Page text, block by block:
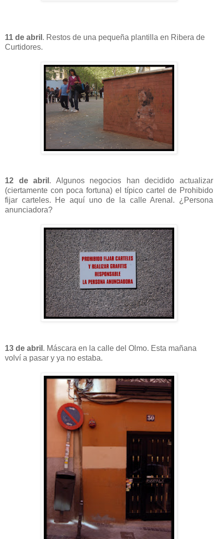
11 de abril . Restos de una pequeña plantilla en Ribera de
Curtidores.
12 de abril . Algunos negocios han decidido actualizar
(ciertamente con poca fortuna) el típico cartel de Prohibido
fijar carteles. He aquí uno de la calle Arenal. ¿Persona
anunciadora?
13 de abril . Máscara en la calle del Olmo. Esta mañana
volví a pasar y ya no estaba.